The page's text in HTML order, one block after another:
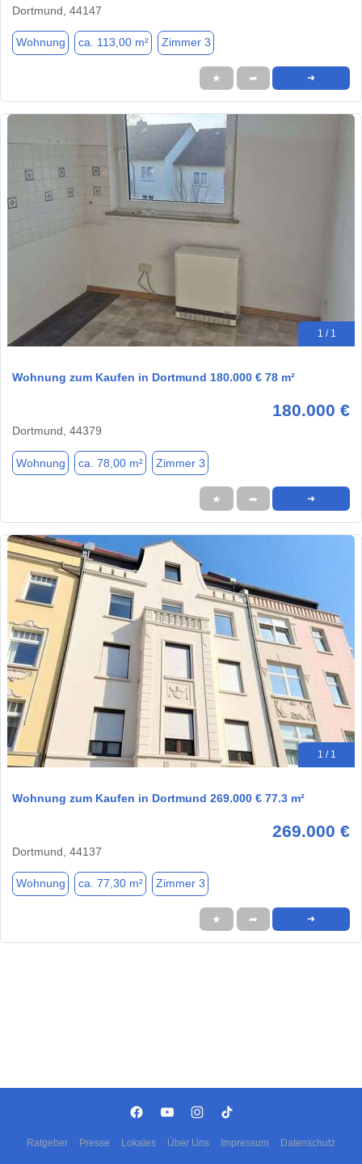
Dortmund, 44147
Wohnung ca. 113,00 m² Zimmer 3
★ ➦ ➜
1 / 1
Wohnung zum Kaufen in Dortmund 180.000 € 78 m²
180.000 €
Dortmund, 44379
Wohnung ca. 78,00 m² Zimmer 3
★ ➦ ➜
1 / 1
Wohnung zum Kaufen in Dortmund 269.000 € 77.3 m²
269.000 €
Dortmund, 44137
Wohnung ca. 77,30 m² Zimmer 3
★ ➦ ➜
Ratgeber Presse Lokales Über Uns Impressum Datenschutz